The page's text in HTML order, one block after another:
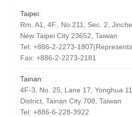
Taipei:
Rm. A1, 4F., No.211, Sec. 2,
New Taipei City 23652, Taiwan
Tel: +886-2-2273-
Fax: +886-2-2273-2181
Tainan:
4F-3, No. 25, Lane 17, Yonghua
District, Tainan City 708, Taiwan
Tel: +886-6-228-3922